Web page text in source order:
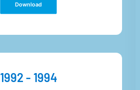
Download
1992 - 1994